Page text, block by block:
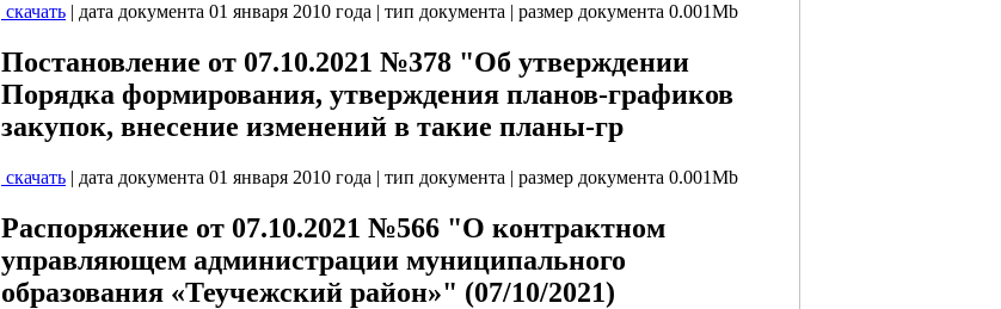
скачать | дата документа 01 января 2010 года | тип документа | размер документа 0.001Mb
Постановление от 07.10.2021 №378 "Об утверждении
Порядка формирования, утверждения планов-графиков
закупок, внесение изменений в такие планы-гр
скачать | дата документа 01 января 2010 года | тип документа | размер документа 0.001Mb
Распоряжение от 07.10.2021 №566 "О контрактном
управляющем администрации муниципального
образования «Теучежский район»" (07/10/2021)